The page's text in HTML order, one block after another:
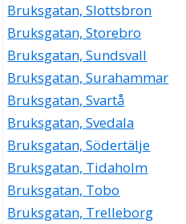
Bruksgatan, Slottsbron
Bruksgatan, Storebro
Bruksgatan, Sundsvall
Bruksgatan, Surahammar
Bruksgatan, Svartå
Bruksgatan, Svedala
Bruksgatan, Södertälje
Bruksgatan, Tidaholm
Bruksgatan, Tobo
Bruksgatan, Trelleborg